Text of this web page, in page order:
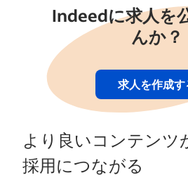
Indeedに求人を
んか？
求人を作成す
より良いコンテンツ
採用につながる